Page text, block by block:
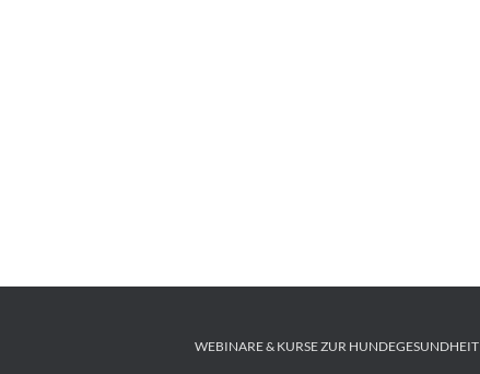
WEBINARE & KURSE ZUR HUNDEGESUNDHEIT